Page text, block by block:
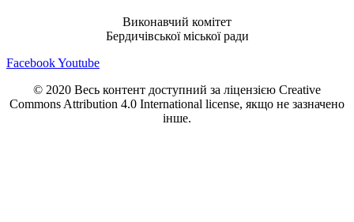
Виконавчий комітет
Бердичівської міської ради
FacebookYoutube
© 2020 Весь контент доступний за ліцензією Creative
Commons Attribution 4.0 International license, якщо не зазначено
інше.